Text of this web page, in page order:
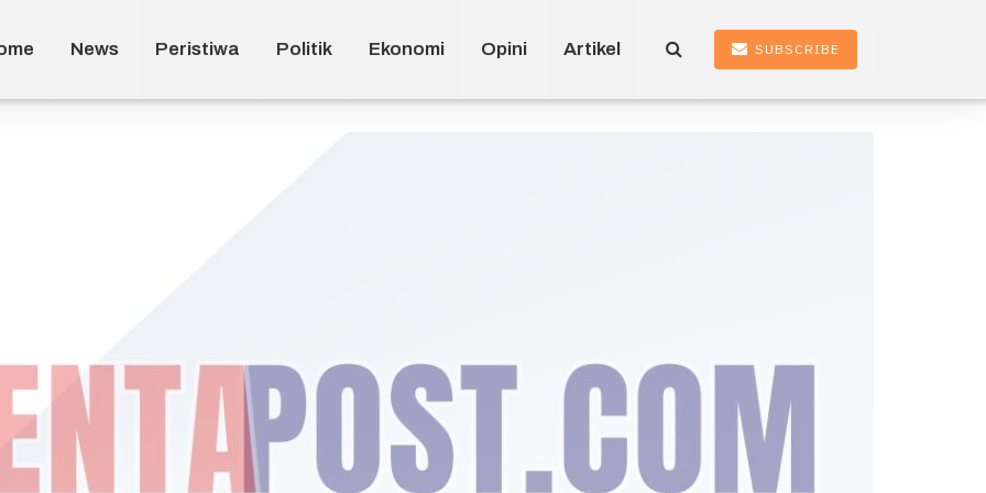
News Peristiwa Politik Ekonomi Opini Artikel SUBSCRIBE